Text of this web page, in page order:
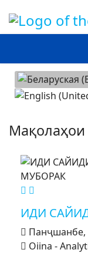
Выберыце
ИДИ
Панҷшанбе,
Oiina -